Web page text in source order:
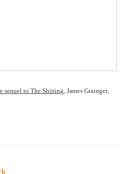
sequel to The Shining , James Grainger,